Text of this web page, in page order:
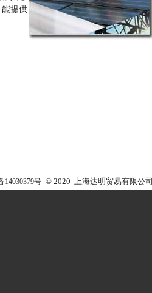
提供
14030379号 ©2020 上海达明贸易有限公司